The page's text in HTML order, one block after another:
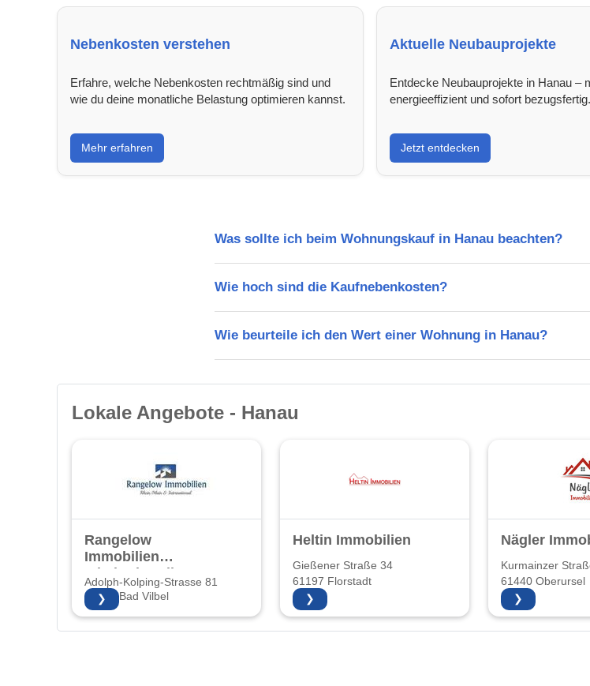
Nebenkosten verstehen
Erfahre, welche Nebenkosten rechtmäßig sind und
wie du deine monatliche Belastung optimieren kannst.
Mehr erfahren
Aktuelle Neubauprojekte
Entdecke Neubauprojekte in Hanau –
energieeffizient und sofort bezugsfertig.
Jetzt entdecken
Was sollte ich beim Wohnungskauf in Hanau beachten?
Wie hoch sind die Kaufnebenkosten?
Wie beurteile ich den Wert einer Wohnung in Hanau?
Lokale Angebote - Hanau
Rangelow
Immobilien
Inhaberin: Elke
Rangelow
Adolph-Kolping-Strasse 81
61118 Bad Vilbel
❯
Heltin Immobilien
Gießener Straße 34
61197 Florstadt
❯
Nägler
Kurmainzer
61440 Oberursel
❯